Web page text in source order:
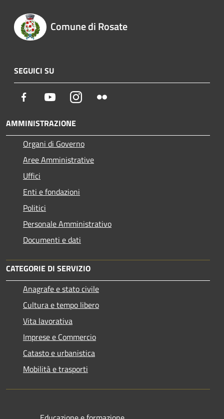
Comune di Rosate
SEGUICI SU
Facebook YoutubeInstagram
AMMINISTRAZIONE
Organi di Governo
Aree Amministrative
Uffici
Enti e fondazioni
Politici
Personale Amministrativo
Documenti e dati
CATEGORIE DI SERVIZIO
Anagrafe e stato civile
Cultura e tempo libero
Vita lavorativa
Imprese e Commercio
Catasto e urbanistica
Mobilità e trasporti